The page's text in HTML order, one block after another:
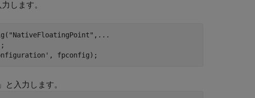
します。
"NativeFloatingPoint" , ...
, fpconfig);
」と入力します。